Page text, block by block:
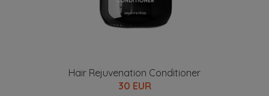
Hair Rejuvenation Conditioner
30 EUR